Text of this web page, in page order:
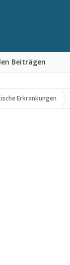
Beiträgen
Erkrankungen